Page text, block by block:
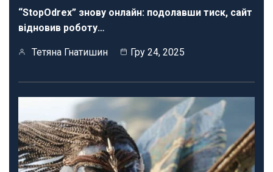
“StopOdrex” знову онлайн: подолавши тиск, сайт
відновив роботу…
Тетяна Гнатишин Гру 24, 2025